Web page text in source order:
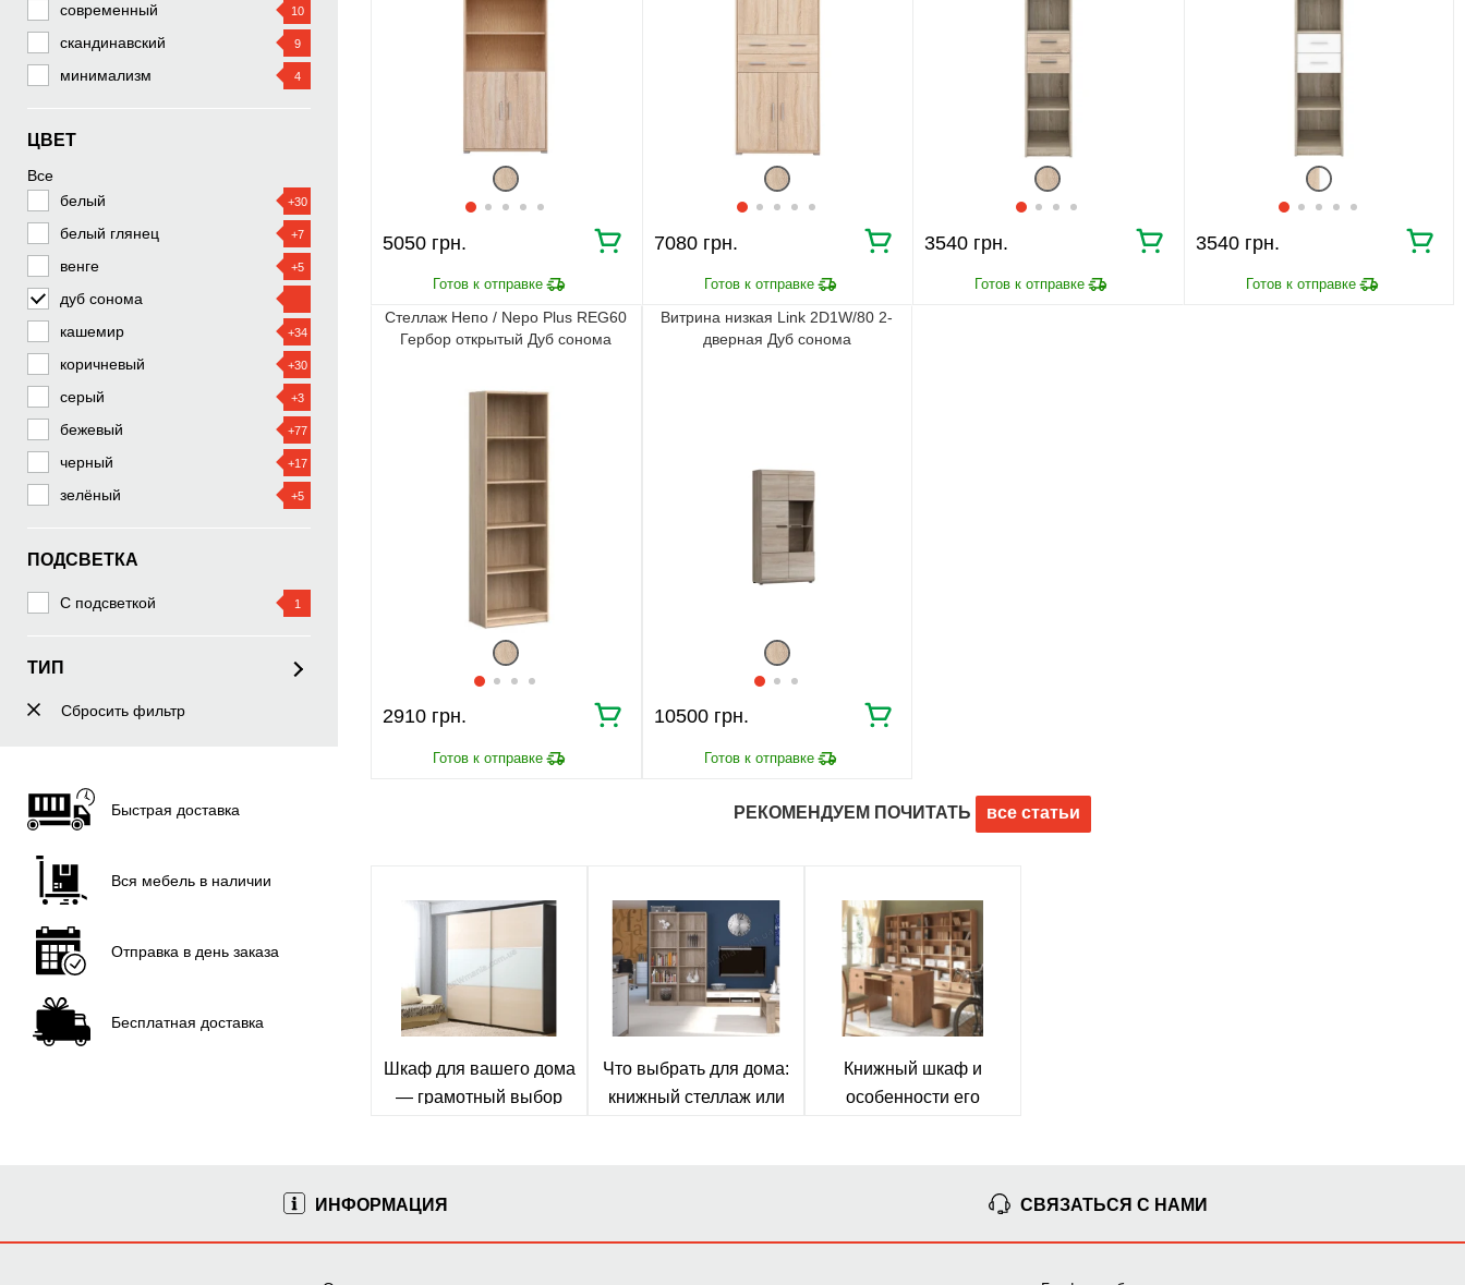
5050 7080 3540 3540
Стеллаж Непо / Nepo Plus REG60
Гербор открытый Дуб сонома
2910
Витрина низкая Link 2D1W/80 2-
дверная Дуб сонома
10500
РЕКОМЕНДУЕМ ПОЧИТАТЬ все статьи
Шкаф для вашего дома
— грамотный выбор
Что выбрать для дома:
книжный стеллаж или
Книжный шкаф и
особенности его
Львов
Николаев
Винница
Херсон
Полтава
Чернигов
Черкассы
Житомир
Сумы
Хмельницкий
Черновцы
Кропивницкий
современный 10
скандинавский 9
минимализм 4
ЦВЕТ
Все
белый
+30
белый глянец +7
венге +5
дуб сонома
кашемир
+34
коричневый +30
серый +3
бежевый +77
черный +17
зелёный +5
ПОДСВЕТКА
С подсветкой 1
ТИП
Выдвижные ящики
Для белья
Для посуды
С полкой
С ящиками
Высокие
На ножках
Для документов
4
Сбросить фильтр
Быстрая доставка
Вся мебель в наличии
Отправка в день заказа
Бесплатная доставка
ИНФОРМАЦИЯ СВЯЗАТЬСЯ С НАМИ